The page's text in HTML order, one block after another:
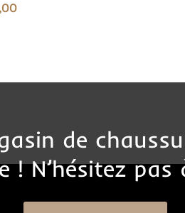
de
! N’hésitez